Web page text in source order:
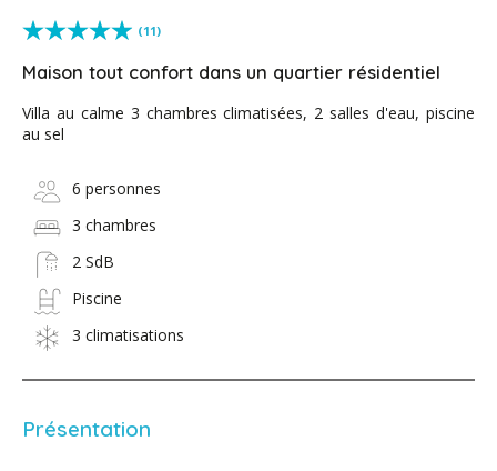
(11)
Maison tout confort dans un quartier résidentiel
Villa au calme 3 chambres climatisées, 2 salles d'eau, piscine
au sel
6 personnes
3 chambres
2 SdB
Piscine
3 climatisations
Présentation